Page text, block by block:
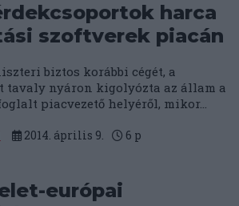
harca
szoftverek piacán
biztos korábbi cégét, a
tavaly nyáron kigolyózta az állam a
piacvezető helyéről, mikor...
2014. április 9. 6 p
európai